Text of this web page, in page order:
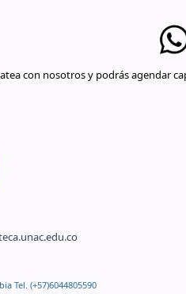
con nosotros y podrás agendar
Tel. (+57)6044805590